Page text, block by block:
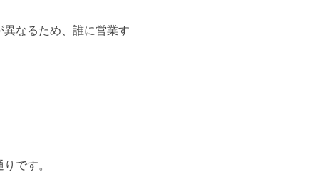
なるため、誰に営業す
です。